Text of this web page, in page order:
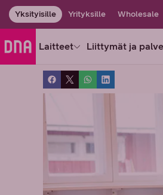
Yksityisille Yrityksille Wholesale
Laitteet Liittymät ja